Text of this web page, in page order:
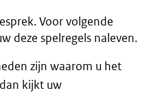
Voor volgende
deze spelregels naleven.
zijn waarom u het
kijkt uw